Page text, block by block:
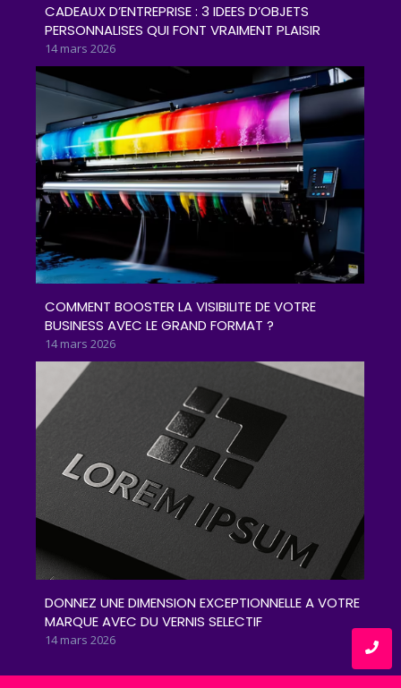
CADEAUX D’ENTREPRISE : 3 IDEES D’OBJETS
PERSONNALISES QUI FONT VRAIMENT PLAISIR
14 mars 2026
COMMENT BOOSTER LA VISIBILITE DE VOTRE
BUSINESS AVEC LE GRAND FORMAT ?
14 mars 2026
DONNEZ UNE DIMENSION EXCEPTIONNELLE A VOTRE
MARQUE AVEC DU VERNIS SELECTIF
14 mars 2026